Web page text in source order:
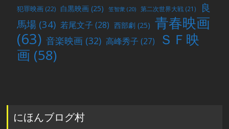
犯罪映画 (22) 白黒映画 (25) 笠智衆 (20) 第二次世界大戦 (21)
良
馬場 (34) 若尾文子 (28) 西部劇 (25) 青春映画
(63) 音楽映画 (32) 高峰秀子 (27)
ＳＦ映
画 (58)
にほんブログ村